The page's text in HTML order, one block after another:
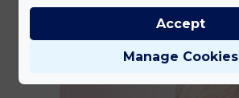
Manage Cookies
Accept